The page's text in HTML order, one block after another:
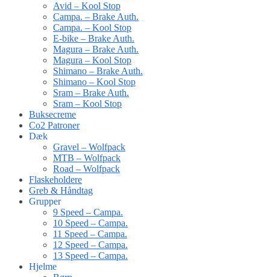
Avid – Kool Stop
Campa. – Brake Auth.
Campa. – Kool Stop
E-bike – Brake Auth.
Magura – Brake Auth.
Magura – Kool Stop
Shimano – Brake Auth.
Shimano – Kool Stop
Sram – Brake Auth.
Sram – Kool Stop
Buksecreme
Co2 Patroner
Dæk
Gravel – Wolfpack
MTB – Wolfpack
Road – Wolfpack
Flaskeholdere
Greb & Håndtag
Grupper
9 Speed – Campa.
10 Speed – Campa.
11 Speed – Campa.
12 Speed – Campa.
13 Speed – Campa.
Hjelme